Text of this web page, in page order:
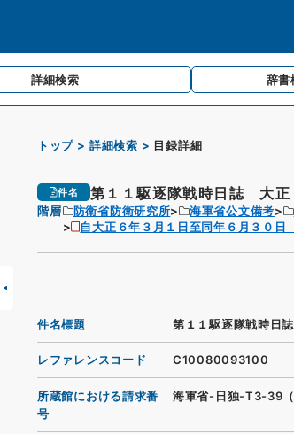
詳細検索 辞書
トップ 詳細検索 目録詳細
件名 第１１駆逐隊戦時日誌 大正
階層 防衛省防衛研究所 海軍省公文備考
自大正６年３月１日至同年６月
件名標題 第１１駆逐隊戦時日
レファレンスコード C10080093100
所蔵館における請求番
号
海軍省-日独-T3-39（